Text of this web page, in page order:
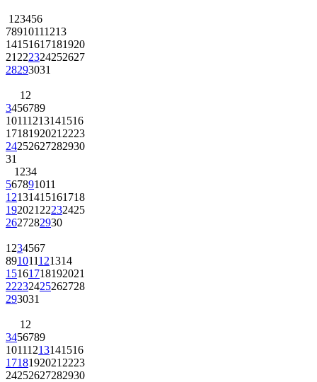
1 23456
78910111213
14151617181920
21 222324252627
28293031
1 2
3456789
10111213141516
1718192021 2223
24252627282930
31
1 234
567891011
12131415161718
192021 22232425
2627282930
1 234567
891011121314
15161718192021
22232425262728
293031
1 2
3456789
10111213141516
1718192021 2223
24252627282930